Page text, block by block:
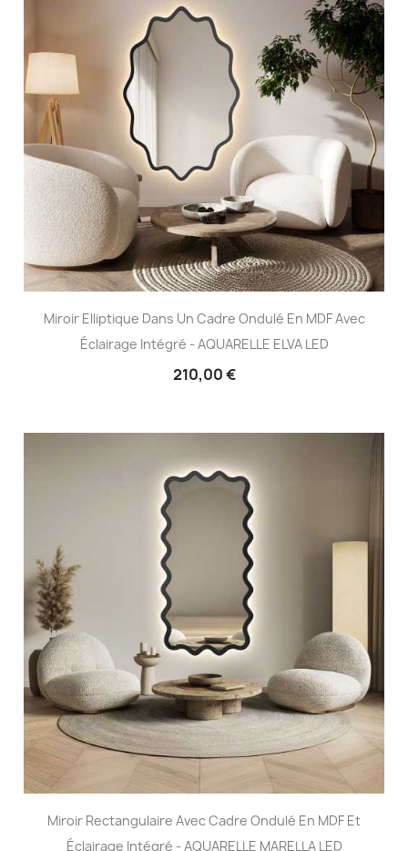
Miroir Elliptique Dans Un Cadre Ondulé En MDF Avec
Éclairage Intégré - AQUARELLE ELVA LED
210,00 €
Miroir Rectangulaire Avec Cadre Ondulé En MDF Et
Éclairage Intégré - AQUARELLE MARELLA LED